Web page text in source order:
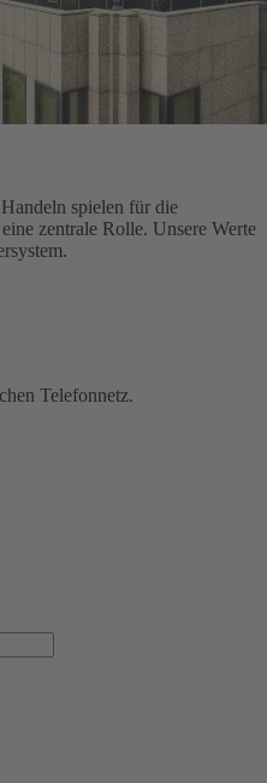
spielen für die
zentrale Rolle. Unsere Werte
Telefonnetz.